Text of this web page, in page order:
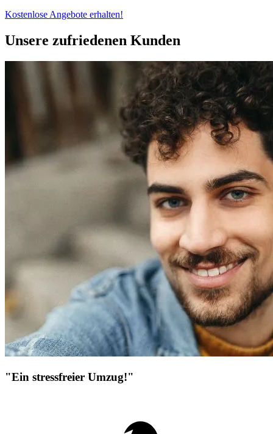
Kostenlose Angebote erhalten!
Unsere zufriedenen Kunden
"Ein stressfreier Umzug!"